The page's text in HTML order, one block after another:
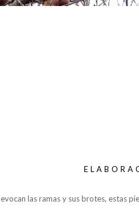
las ramas y sus brotes, estas